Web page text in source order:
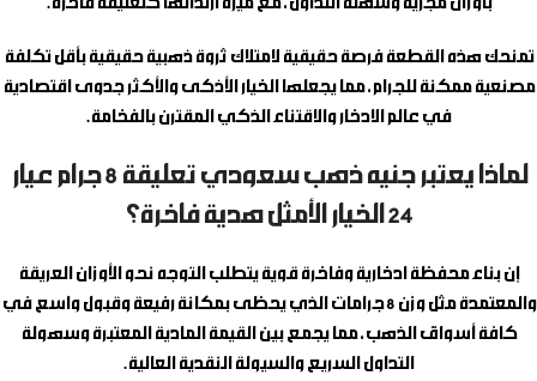
بأوزان مجزيّة وسهلة التداول، مع ميزة ارتدائها كتعليقة فاخرة.
تمنحك هذه القطعة فرصة حقيقية لامتلاك ثروة ذهبية حقيقية بأقل تكلفة
مصنعية ممكنة للجرام، مما يجعلها الخيار الأذكى والأكثر جدوى اقتصادية
في عالم الادخار والاقتناء الذكي المقترن بالفخامة.
لماذا يعتبر جنيه ذهب سعودي تعليقة 8 جرام عيار
24 الخيار الأمثل هدية فاخرة؟
إن بناء محفظة ادخارية وفاخرة قوية يتطلب التوجه نحو الأوزان العريقة
والمعتمدة مثل وزن 8 جرامات الذي يحظى بمكانة رفيعة وقبول واسع في
كافة أسواق الذهب، مما يجمع بين القيمة المادية المعتبرة وسهولة
التداول السريع والسيولة النقدية العالية.